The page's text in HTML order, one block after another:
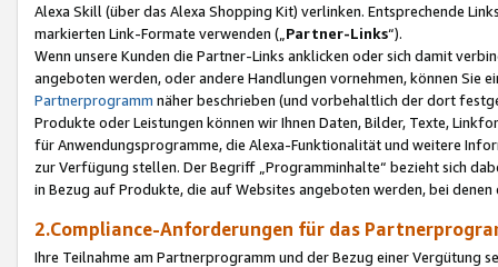
Alexa Skill (über das Alexa Shopping Kit) verlinken. Entsprechende
markierten Link-Formate verwenden („ Partner-Links“).
Wenn unsere Kunden die Partner-Links anklicken oder sich damit
angeboten werden, oder andere Handlungen vornehmen, können Sie
Partnerprogramm näher beschrieben (und vorbehaltlich der dort
Produkte oder Leistungen können wir Ihnen Daten, Bilder, Texte,
für Anwendungsprogramme, die Alexa-Funktionalität und weitere
zur Verfügung stellen. Der Begriff „Programminhalte“ bezieht sich
in Bezug auf Produkte, die auf Websites angeboten werden, bei
2.Compliance-Anforderungen für das
Ihre Teilnahme am Partnerprogramm und der Bezug einer Vergütung